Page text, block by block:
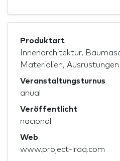
Produktart
Innenarchitektur,
Materialien,
Veranstaltungsturnus
anual
Veröffentlicht
nacional
Web
www.project-iraq.com